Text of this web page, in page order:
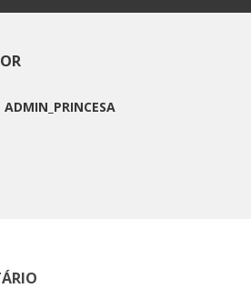
ADMIN_PRINCESA